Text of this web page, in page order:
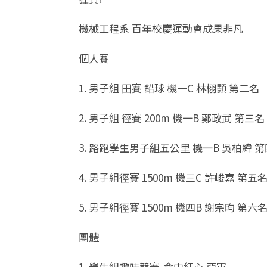
機械工程系 百年校慶運動會成果非凡
個人賽
1. 男子組 田賽 鉛球 機一C 林栩顥 第二名
2. 男子組 徑賽 200m 機一B 鄭政武 第三名
3. 路跑學生男子組五公里 機一B 吳柏緯
4. 男子組徑賽 1500m 機三C 許峻嘉 第五名
5. 男子組徑賽 1500m 機四B 謝宗昀 第六名
團體